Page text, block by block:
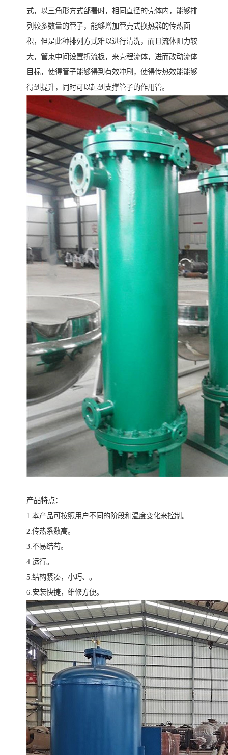
式，以三角形方式部署时，相同直径的壳体内，能够排
列较多数量的管子，能够增加管壳式换热器的传热面
积，但是此种排列方式难以进行清洗，而且流体阻力较
大，管束中间设置折流板，来壳程流体，进而改动流体
目标，使得管子能够得到有效冲刷，使得传热效能能够
得到提升，同时可以起到支撑管子的作用管。
产品特点：
1.本产品可按照用户不同的阶段和温度变化来控制。
2.传热系数高。
3.不易结苟。
4.运行。
5.结构紧凑，小巧、。
6.安装快捷，维修方便。